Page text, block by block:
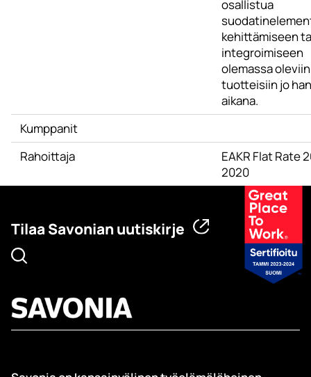
osallistua
kehittämiseen
integroimiseen
olemassa oleviin
tuotteisiin jo
aikana.
Kumppanit
Rahoittaja
EAKR Flat Rate
2020
Tilaa Savonian uutiskirje